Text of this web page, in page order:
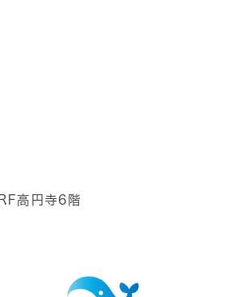
高円寺6階